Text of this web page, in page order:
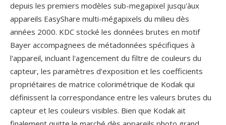
depuis les premiers modèles sub-megapixel jusqu'àux
appareils EasyShare multi-mégapixels du milieu dès
années 2000. KDC stocké les données brutes en motif
Bayer accompagnees de métadonnées spécifiques à
l'appareil, incluant l'agencement du filtre de couleurs du
capteur, les paramètres d'exposition et les coefficients
propriétaires de matrice colorimétrique de Kodak qui
définissent la correspondance entre les valeurs brutes du
capteur et les couleurs visibles. Bien que Kodak ait